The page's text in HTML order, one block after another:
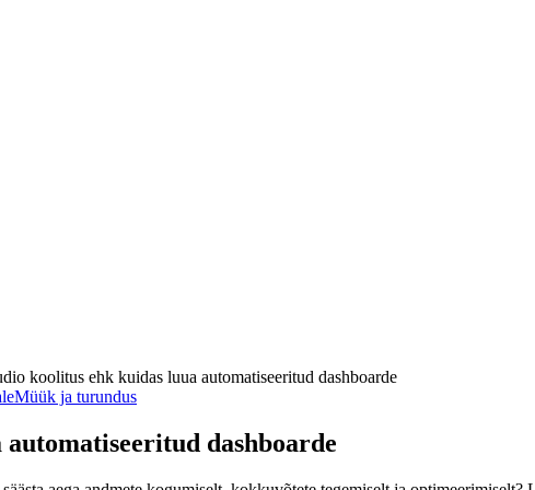
koolitus ehk kuidas luua automatiseeritud dashboarde
Müük ja turundus
dashboarde